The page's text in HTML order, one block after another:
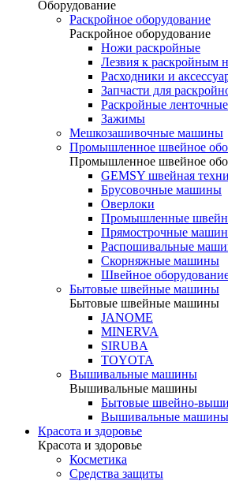
Оборудование
Раскройное оборудование
Раскройное оборудование
Ножи раскройные
Лезвия к раскройным
Расходники и
Запчасти для
Раскройные
Зажимы
Мешкозашивочные машины
Промышленное швейное
Промышленное швейное
GEMSY швейная
Брусовочные машины
Оверлоки
Промышленные
Прямострочные
Распошивальные
Скорняжные машины
Швейное
Бытовые швейные машины
Бытовые швейные машины
JANOME
MINERVA
SIRUBA
TOYOTA
Вышивальные машины
Вышивальные машины
Бытовые швейно-
Вышивальные
Красота и здоровье
Красота и здоровье
Косметика
Средства защиты